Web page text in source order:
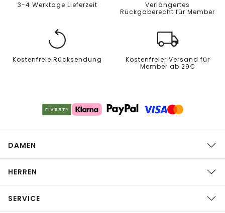
3-4 Werktage Lieferzeit
Verlängertes
Rückgaberecht für Member
Kostenfreie Rücksendung
Kostenfreier Versand für
Member ab 29€
DAMEN
HERREN
SERVICE